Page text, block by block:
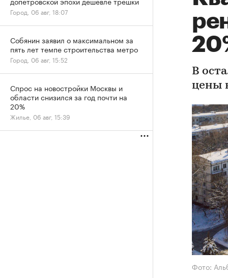
В
цены
Фото:
Город, 06 авг, 18:07
Собянин заявил о максимальном за
пять лет темпе строительства метро
Город, 06 авг, 15:52
Спрос на новостройки Москвы и
области снизился за год почти на
20%
Жилье, 06 авг, 15:39